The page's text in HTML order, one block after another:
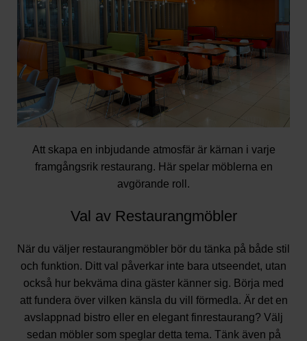
Att skapa en inbjudande atmosfär är kärnan i varje
framgångsrik restaurang. Här spelar möblerna en
avgörande roll.
Val av Restaurangmöbler
När du väljer restaurangmöbler bör du tänka på både stil
och funktion. Ditt val påverkar inte bara utseendet, utan
också hur bekväma dina gäster känner sig. Börja med
att fundera över vilken känsla du vill förmedla. Är det en
avslappnad bistro eller en elegant finrestaurang? Välj
sedan möbler som speglar detta tema. Tänk även på